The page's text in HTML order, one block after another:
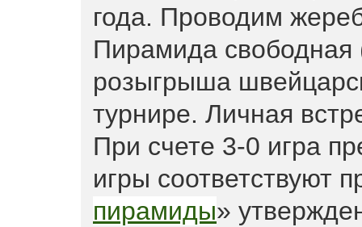
года. Проводим
Пирамида
розыгрыша
турнире. Личная
При счете 3-0 игра
игры соответствуют
пирамиды»